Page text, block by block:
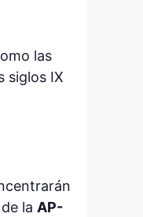
las
siglos IX
la AP-